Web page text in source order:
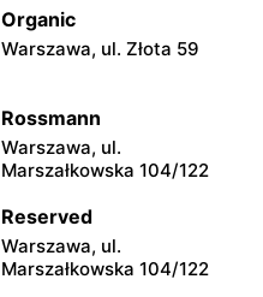
Gumniska, ul. Gumniska
157C
Tczew, ul. Franciszka Żwirki
61
Jarosław, ul. Pełkińska 147
moje sklepy
Organic
Warszawa, ul. Złota 59
Rossmann
Warszawa, ul.
Marszałkowska 104/122
Reserved
Warszawa, ul.
Marszałkowska 104/122